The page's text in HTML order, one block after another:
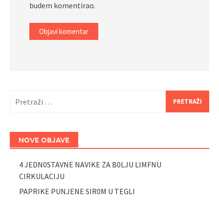
budem komentirao.
NOVE OBJAVE
4 JEDN0STAVNE NAVIKE ZA B0LJU LIMFNU
CIRKULACIJU
PAPRIKE PUNJENE SIR0M U TEGLI